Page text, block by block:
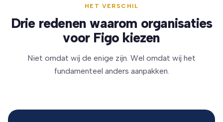
HET VERSCHIL
Drie redenen waarom organisaties
voor Figo kiezen
Niet omdat wij de enige zijn. Wel omdat wij het
fundamenteel anders aanpakken.